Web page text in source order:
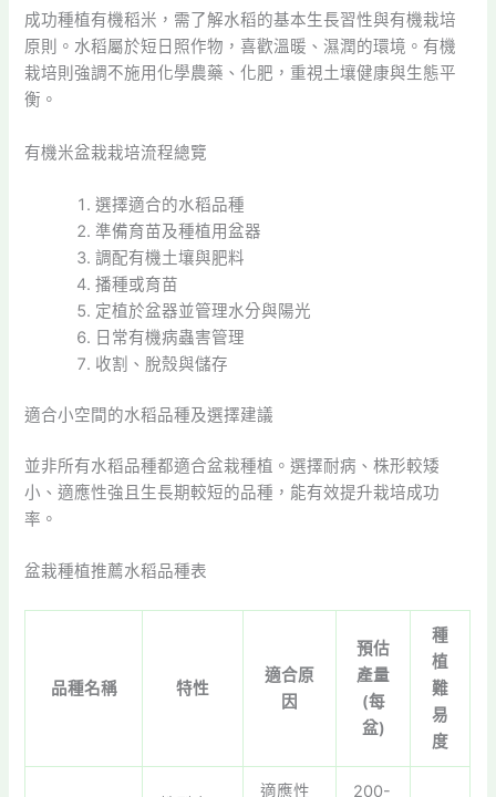
成功種植有機稻米，需了解水稻的基本生長習性與有機栽培
原則。水稻屬於短日照作物，喜歡溫暖、濕潤的環境。有機
栽培則強調不施用化學農藥、化肥，重視土壤健康與生態平
衡。
有機米盆栽栽培流程總覽
選擇適合的水稻品種
準備育苗及種植用盆器
調配有機土壤與肥料
播種或育苗
定植於盆器並管理水分與陽光
日常有機病蟲害管理
收割、脫殼與儲存
適合小空間的水稻品種及選擇建議
並非所有水稻品種都適合盆栽種植。選擇耐病、株形較矮
小、適應性強且生長期較短的品種，能有效提升栽培成功
率。
盆栽種植推薦水稻品種表
品種名稱 特性
適合原
因
預估
產量
(每
盆)
種
植
難
易
度
適應性
200-